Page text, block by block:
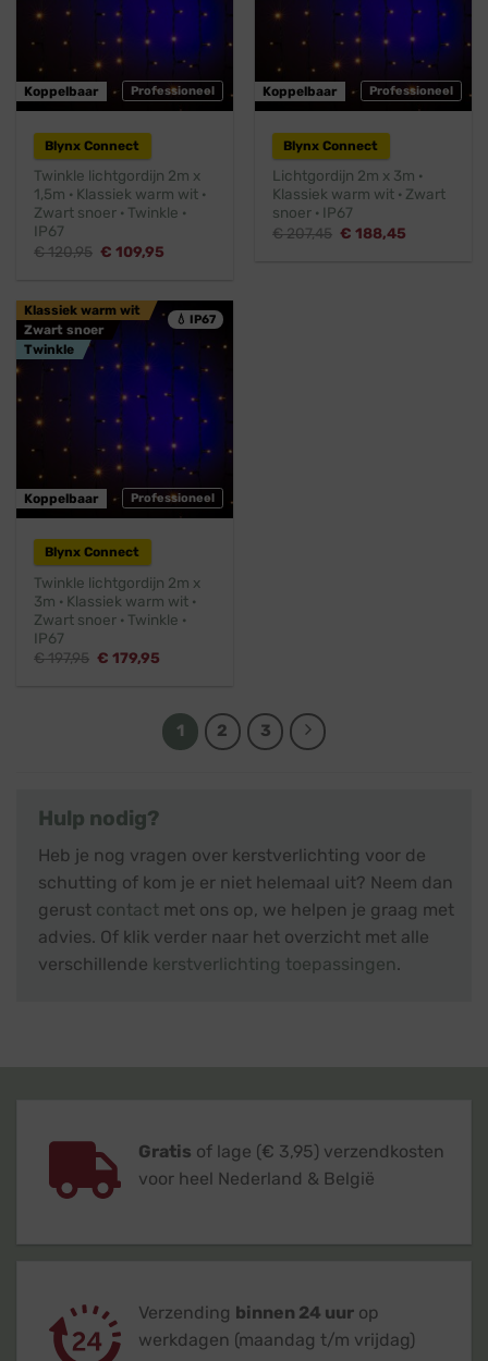
Professioneel
Koppelbaar
Blynx Connect
Twinkle lichtgordijn 2m x
1,5m · Klassiek warm wit ·
Zwart snoer · Twinkle ·
IP67
€120,95 Oorspronkelijke
€ 109,95
Professioneel
Koppelbaar
Blynx Connect
Lichtgordijn 2m x 3m ·
Klassiek warm wit · Zwart
snoer · IP67
€207,45 Oorspronkelijke
€ 188,45
💧 IP67
Professioneel
Klassiek warm wit
Zwart snoer
Twinkle
Koppelbaar
Blynx Connect
Twinkle lichtgordijn 2m x
3m · Klassiek warm wit ·
Zwart snoer · Twinkle ·
IP67
€197,95 Oorspronkelijke
€ 179,95
1 2 3
Hulp nodig?
Heb je nog vragen over kerstverlichting voor de
schutting of kom je er niet helemaal uit? Neem dan
gerust contact met ons op, we helpen je graag met
advies. Of klik verder naar het overzicht met alle
verschillende kerstverlichting toepassingen.
Gratis of lage (€ 3,95) verzendkosten
voor heel Nederland & België
Verzending binnen 24 uur op
werkdagen (maandag t/m vrijdag)